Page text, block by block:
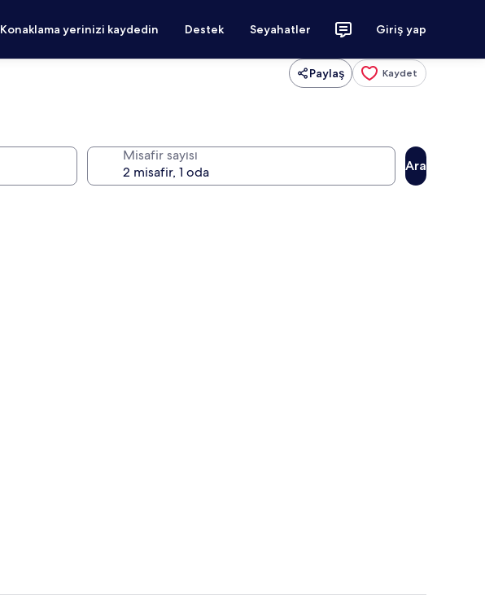
Konaklama yerinizi kaydedin Destek Seyahatler Giriş yap
Paylaş Kaydet
Misafir sayısı
Ara